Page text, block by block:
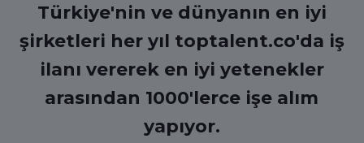
Türkiye'nin ve dünyanın en iyi
şirketleri her yıl toptalent.co'da iş
ilanı vererek en iyi yetenekler
arasından 1000'lerce işe alım
yapıyor.